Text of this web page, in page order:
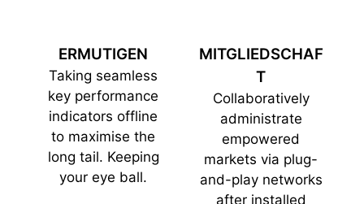
ERMUTIGEN
Taking seamless
key performance
indicators offline
to maximise the
long tail. Keeping
your eye ball.
MITGLIEDSCHAF
T
Collaboratively
administrate
empowered
markets via plug-
and-play networks
after installed